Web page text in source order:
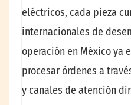
eléctricos, cada pieza
internacionales de
operación en México ya
procesar órdenes a
y canales de atención